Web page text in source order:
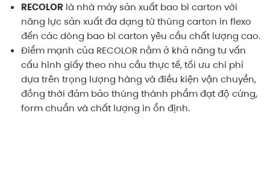
RECOLOR là nhà máy sản xuất bao bì carton với
năng lực sản xuất đa dạng từ thùng carton in flexo
đến các dòng bao bì carton yêu cầu chất lượng cao.
Điểm mạnh của RECOLOR nằm ở khả năng tư vấn
cấu hình giấy theo nhu cầu thực tế, tối ưu chi phí
dựa trên trọng lượng hàng và điều kiện vận chuyển,
đồng thời đảm bảo thùng thành phẩm đạt độ cứng,
form chuẩn và chất lượng in ổn định.